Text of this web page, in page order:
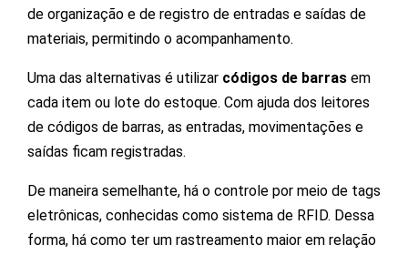
de organização e de registro de entradas e saídas de
materiais, permitindo o acompanhamento.
Uma das alternativas é utilizar códigos de barras em
cada item ou lote do estoque. Com ajuda dos leitores
de códigos de barras, as entradas, movimentações e
saídas ficam registradas.
De maneira semelhante, há o controle por meio de tags
eletrônicas, conhecidas como sistema de RFID. Dessa
forma, há como ter um rastreamento maior em relação